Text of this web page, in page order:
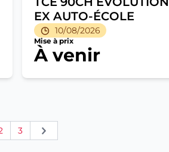
10/08/2026
EX AUTO-ÉCOLE
Mise à prix
À venir
3 Suivant